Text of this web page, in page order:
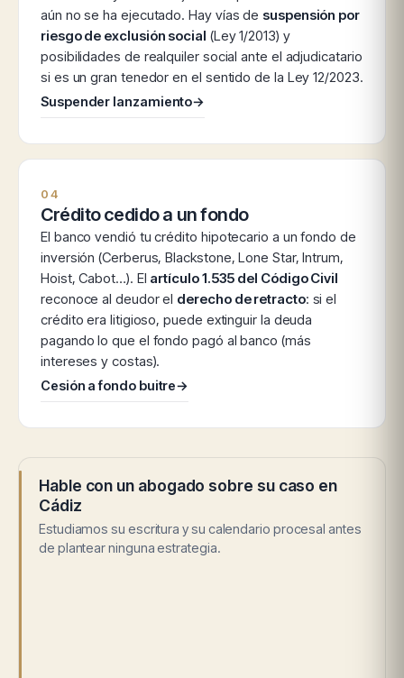
aún no se ha ejecutado. Hay vías de suspensión por
riesgo de exclusión social (Ley 1/2013) y
posibilidades de realquiler social ante el adjudicatario
si es un gran tenedor en el sentido de la Ley 12/2023.
Suspender lanzamiento→
04
Crédito cedido a un fondo
El banco vendió tu crédito hipotecario a un fondo de
inversión (Cerberus, Blackstone, Lone Star, Intrum,
Hoist, Cabot…). El artículo 1.535 del Código Civil
reconoce al deudor el derecho de retracto: si el
crédito era litigioso, puede extinguir la deuda
pagando lo que el fondo pagó al banco (más
intereses y costas).
Cesión a fondo buitre→
Hable con un abogado sobre su caso en
Cádiz
Estudiamos su escritura y su calendario procesal antes
de plantear ninguna estrategia.